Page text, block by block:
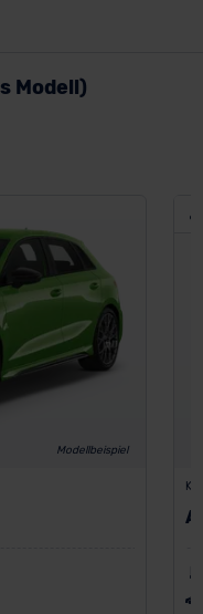
Modell)
Modellbeispiel